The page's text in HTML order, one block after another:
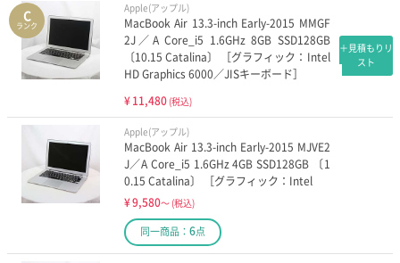
C
ランク
Apple(アップル)
MacBook Air 13.3-inch Early-2015 MMGF
2J／A Core_i5 1.6GHz 8GB SSD128GB
〔10.15 Catalina〕 ［グラフィック：Intel
HD Graphics 6000／JISキーボード］
¥11,480 (税込)
＋見積もりリ
スト
Apple(アップル)
MacBook Air 13.3-inch Early-2015 MJVE2
J／A Core_i5 1.6GHz 4GB SSD128GB 〔1
0.15 Catalina〕 ［グラフィック：Intel
¥9,580～ (税込)
同一商品： 6点